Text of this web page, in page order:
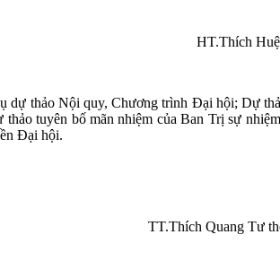
HT.Thích
dự thảo Nội quy, Chương trình Đại hội; Dự
tuyên bố mãn nhiệm của Ban Trị sự
Đại hội.
TT.Thích Quang Tư